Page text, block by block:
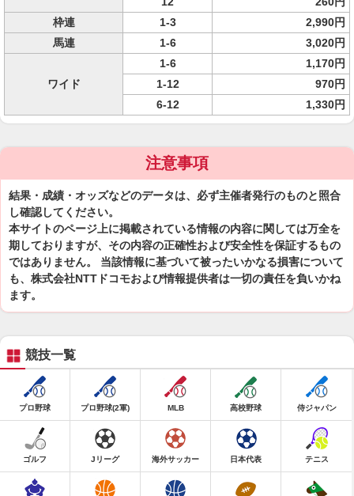
枠連
1-3
2,990円
馬連
1-6 3,020円
ワイド
1-6
1,170円
1-12
970円
6-12
1,330円
注意事項
結果・成績・オッズなどのデータは、必ず主催者発行のものと照合
し確認してください。
本サイトのページ上に掲載されている情報の内容に関しては万全を
期しておりますが、その内容の正確性および安全性を保証するもの
ではありません。 当該情報に基づいて被ったいかなる損害について
も、株式会社NTTドコモおよび情報提供者は一切の責任を負いかね
ます。
競技一覧
プロ野球 プロ野球(2軍) MLB 高校野球 侍ジャパン
ゴルフ Jリーグ 海外サッカー 日本代表 テニス